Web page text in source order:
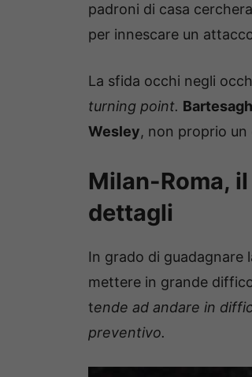
padroni di casa
per innescare un
La sfida occhi negli
turning point.
Wesley, non proprio un
Milan-Roma,
dettagli
In grado di guadagnare
mettere in grande
tende ad andare in
preventivo.